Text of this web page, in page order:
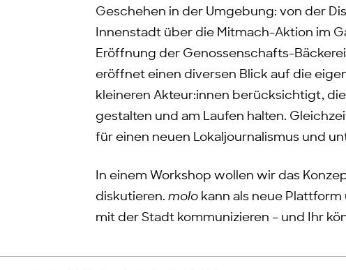
Geschehen in der Umgebung: von der
Innenstadt über die Mitmach-Aktion im
Eröffnung der Genossenschafts-
eröffnet einen diversen Blick auf die
kleineren Akteur:innen berücksichtigt,
gestalten und am Laufen halten.
für einen neuen Lokaljournalismus und
In einem Workshop wollen wir das
diskutieren. molo kann als neue Plattform
mit der Stadt kommunizieren – und Ihr